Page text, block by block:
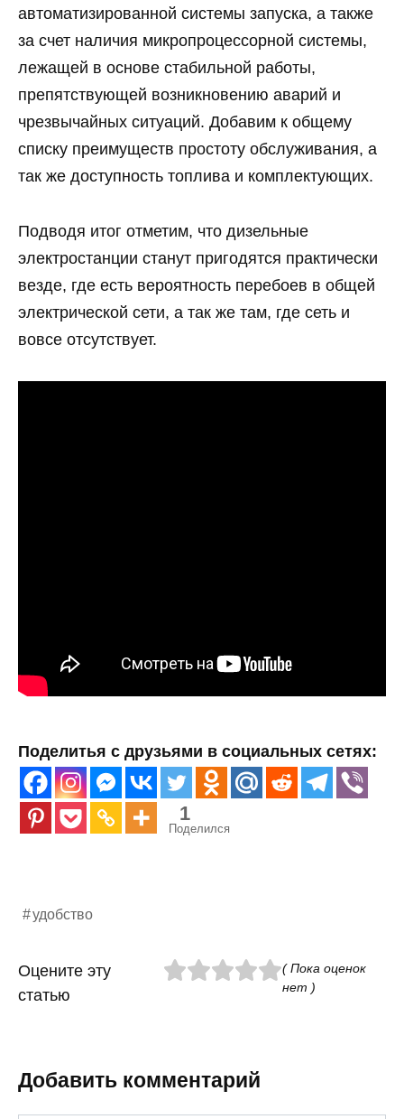
автоматизированной системы запуска, а также
за счет наличия микропроцессорной системы,
лежащей в основе стабильной работы,
препятствующей возникновению аварий и
чрезвычайных ситуаций. Добавим к общему
списку преимуществ простоту обслуживания, а
так же доступность топлива и комплектующих.
Подводя итог отметим, что дизельные
электростанции станут пригодятся практически
везде, где есть вероятность перебоев в общей
электрической сети, а так же там, где сеть и
вовсе отсутствует.
Поделитья с друзьями в социальных сетях:
1
Поделился
удобство
Оцените эту
статью
( Пока оценок
нет )
Добавить комментарий